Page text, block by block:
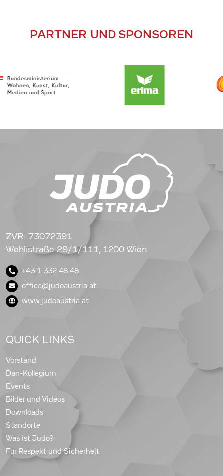
PARTNER UND SPONSOREN
ZVR: 73072391
Wehlistraße 29/1/111, 1200 Wien
+43 1 332 48 48
office@judoaustria.at
www.judoaustria.at
QUICK LINKS
Vorstand
Dan-Kollegium
Events
Bilder und Videos
Downloads
Standorte
Was ist Judo?
Für Respekt und Sicherheit